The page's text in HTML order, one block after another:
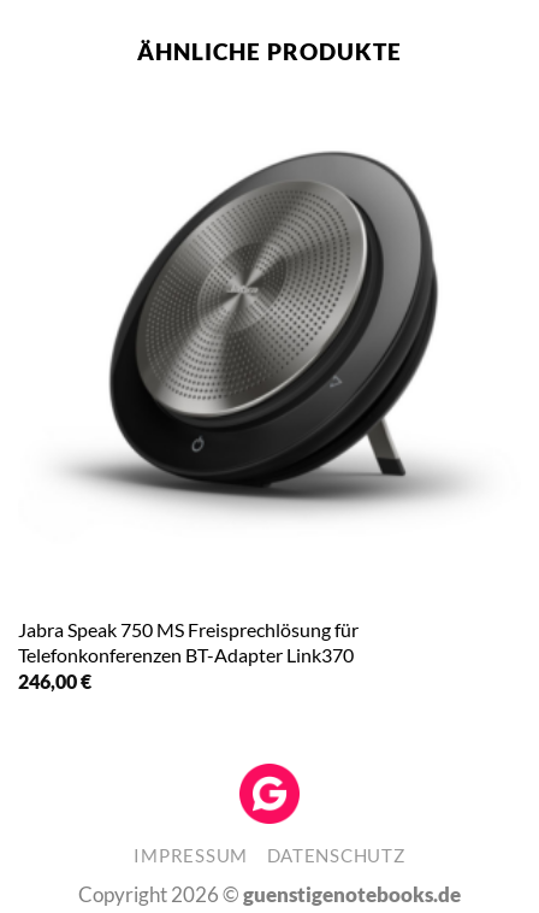
ÄHNLICHE PRODUKTE
Jabra Speak 750 MS Freisprechlösung für
Telefonkonferenzen BT-Adapter Link370
246,00€
IMPRESSUM DATENSCHUTZ
Copyright 2026 ©guenstigenotebooks.de